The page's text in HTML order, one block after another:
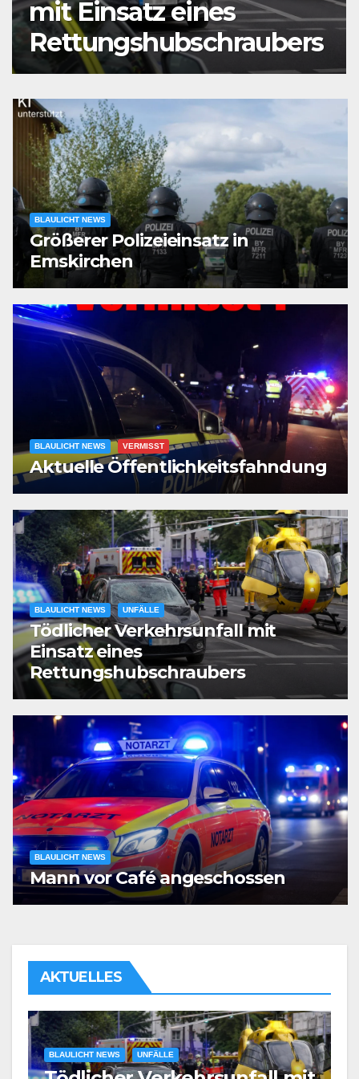
mit Einsatz eines
Rettungshubschraubers
BLAULICHT NEWS
Größerer Polizeieinsatz in
Emskirchen
BLAULICHT NEWS VERMISST
Aktuelle Öffentlichkeitsfahndung
BLAULICHT NEWS UNFÄLLE
Tödlicher Verkehrsunfall mit
Einsatz eines
Rettungshubschraubers
BLAULICHT NEWS
Mann vor Café angeschossen
AKTUELLES
BLAULICHT NEWS UNFÄLLE